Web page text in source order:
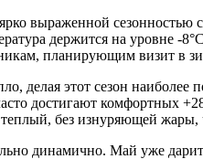
ярко выраженной
держится на уровне -
планирующим визит в
делая этот сезон
достигают комфортных
без изнуряющей жары,
динамично. Май уже